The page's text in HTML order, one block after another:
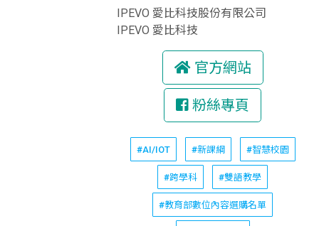
IPEVO 愛比科技股份有限公司
IPEVO 愛比科技
官方網站
粉絲專頁
#AI/IOT #新課綱 #智慧校園
#跨學科 #雙語教學
#教育部數位內容選購名單